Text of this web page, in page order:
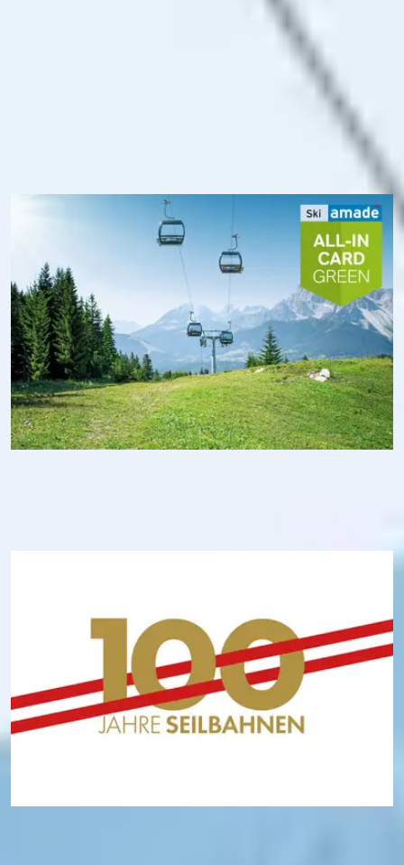
ermöglicht die
uneingeschränkte Nutzung der 27 teilnehmenden
Bergbahnen und bringt dich zu 114 Wanderrouten, 23
unterschiedliche Bike-Trails und zu den 78 Familien-
Angeboten am Berg und das inkl. Sportgerätetransport.
Zudem profitierst du in Ski amadé von Free W-LAN und
weißt dank der Ski amadé App immer ganz genau über den
Betriebsstatus der Bergbahnen Bescheid – und darüber, wo